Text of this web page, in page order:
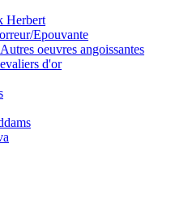
Herbert
Epouvante
oeuvres angoissantes
d'or